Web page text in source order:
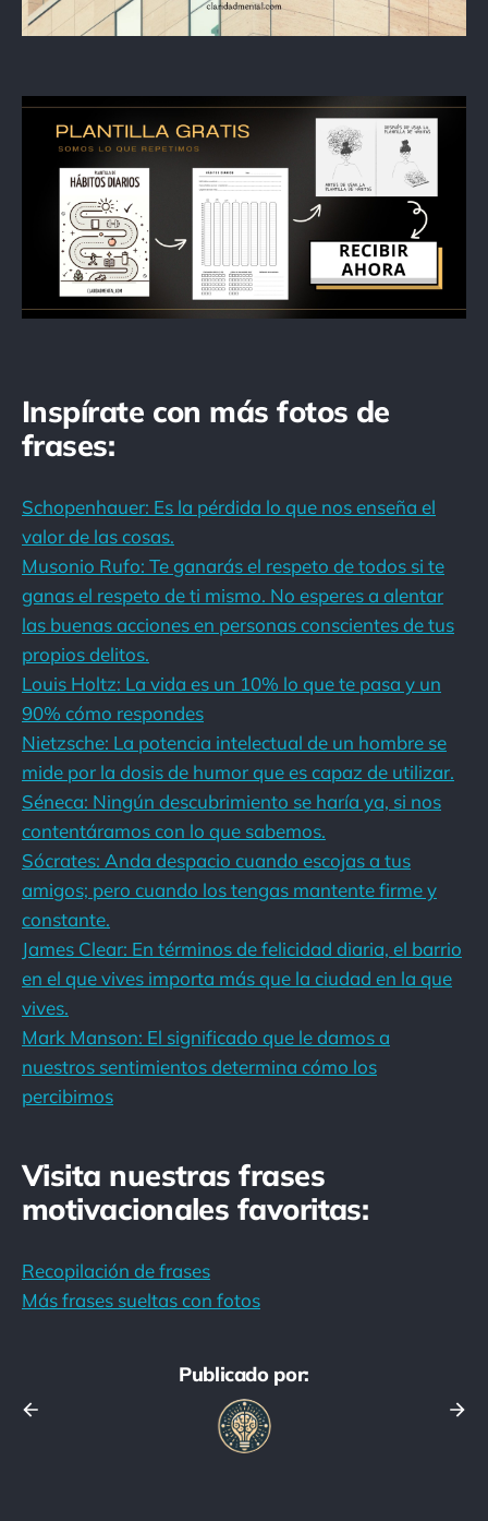
Inspírate con más fotos de
frases:
Schopenhauer: Es la pérdida lo que nos enseña el
valor de las cosas.
Musonio Rufo: Te ganarás el respeto de todos si te
ganas el respeto de ti mismo. No esperes a alentar
las buenas acciones en personas conscientes de tus
propios delitos.
Louis Holtz: La vida es un 10% lo que te pasa y un
90% cómo respondes
Nietzsche: La potencia intelectual de un hombre se
mide por la dosis de humor que es capaz de utilizar.
Séneca: Ningún descubrimiento se haría ya, si nos
contentáramos con lo que sabemos.
Sócrates: Anda despacio cuando escojas a tus
amigos; pero cuando los tengas mantente firme y
constante.
James Clear: En términos de felicidad diaria, el barrio
en el que vives importa más que la ciudad en la que
vives.
Mark Manson: El significado que le damos a
nuestros sentimientos determina cómo los
percibimos
Visita nuestras frases
motivacionales favoritas:
Recopilación de frases
Más frases sueltas con fotos
Publicado por: